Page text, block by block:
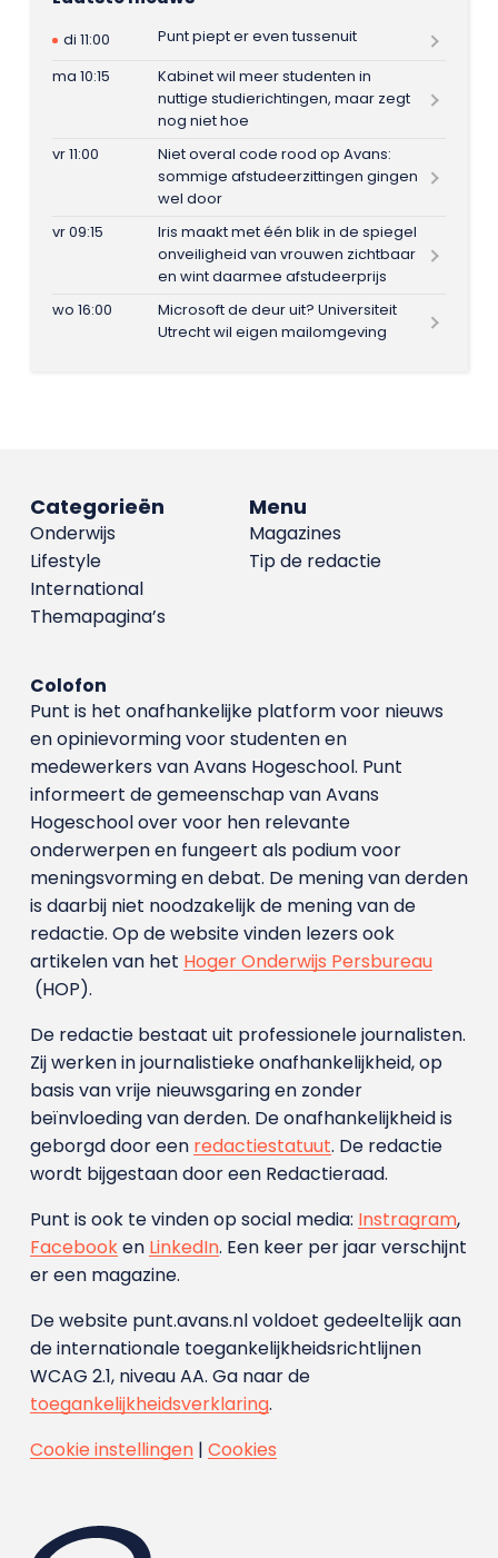
di 11:00
Punt piept er even tussenuit
ma 10:15
Kabinet wil meer studenten in
nuttige studierichtingen, maar zegt
nog niet hoe
vr 11:00
Niet overal code rood op Avans:
sommige afstudeerzittingen gingen
wel door
vr 09:15
Iris maakt met één blik in de spiegel
onveiligheid van vrouwen zichtbaar
en wint daarmee afstudeerprijs
wo 16:00
Microsoft de deur uit? Universiteit
Utrecht wil eigen mailomgeving
Menu
Magazines
Tip de redactie
Categorieën
Onderwijs
Lifestyle
International
Themapagina’s
Colofon
Punt is het onafhankelijke platform voor nieuws
en opinievorming voor studenten en
medewerkers van Avans Hoge­school. Punt
informeert de gemeenschap van Avans
Hogeschool over voor hen relevante
onderwerpen en fungeert als podium voor
meningsvorming en debat. De mening van derden
is daarbij niet noodzakelijk de mening van de
redactie. Op de website vinden lezers ook
artikelen van het Hoger Onderwijs Persbureau
(HOP).
De redactie bestaat uit professionele journalisten.
Zij werken in journalistieke onafhankelijkheid, op
basis van vrije nieuwsgaring en zonder
beïnvloeding van derden. De onafhankelijkheid is
geborgd door een redactiestatuut. De redactie
wordt bijgestaan door een Redactieraad.
Punt is ook te vinden op social media: Instragram,
Facebooken LinkedIn. Een keer per jaar verschijnt
er een magazine.
De website punt.avans.nl voldoet gedeeltelijk aan
de internationale toegankelijkheidsrichtlijnen
WCAG 2.1, niveau AA. Ga naar de
toegankelijkheidsverklaring.
Cookie instellingen| Cookies